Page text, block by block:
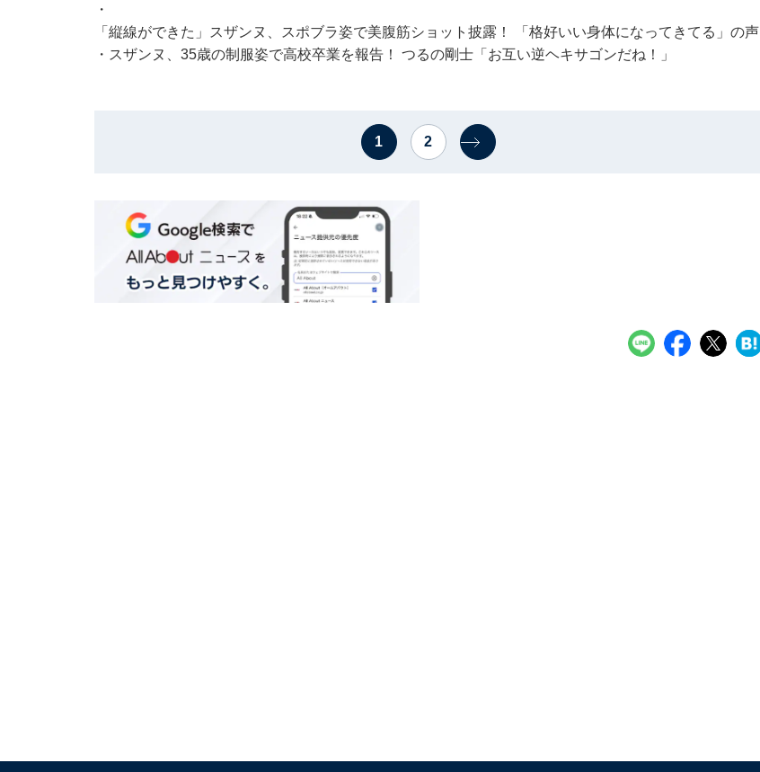
・
「縦線ができた」スザンヌ、スポブラ姿で美腹筋ショット披露！ 「格好いい身体になってきてる」の声
・ スザンヌ、35歳の制服姿で高校卒業を報告！ つるの剛士「お互い逆ヘキサゴンだね！」
1 2